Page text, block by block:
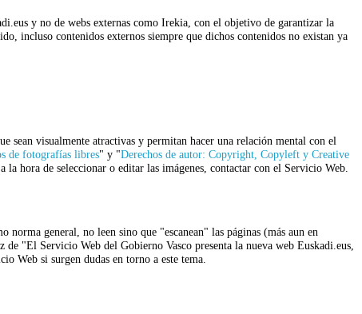
y no de webs externas como Irekia, con el objetivo de garantizar la
incluso contenidos externos siempre que dichos contenidos no existan ya
sean visualmente atractivas y permitan hacer una relación mental con el
de fotografías libres" y "Derechos de autor: Copyright, Copyleft y Creative
hora de seleccionar o editar las imágenes, contactar con el Servicio Web.
general, no leen sino que "escanean" las páginas (más aun en
"El Servicio Web del Gobierno Vasco presenta la nueva web Euskadi.eus,
Web si surgen dudas en torno a este tema.